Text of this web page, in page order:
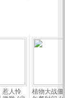
惹人怜
植物大战僵